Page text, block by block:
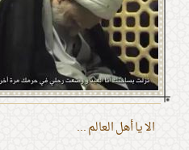
الا يا أهل العالم ...